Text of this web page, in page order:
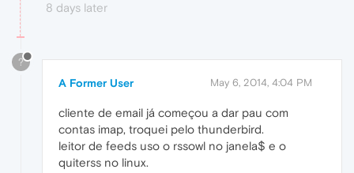
8 days later
?
A Former User May 6, 2014, 4:04 PM
cliente de email já começou a dar pau com
contas imap, troquei pelo thunderbird.
leitor de feeds uso o rssowl no janela$ e o
quiterss no linux.